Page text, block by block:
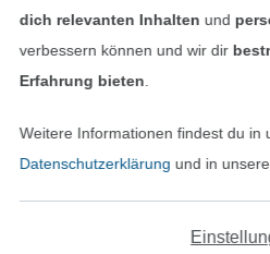
AGB
In den deutschen Shop
dich relevanten Inhalten und
verbessern können und wir dir
Erfahrung bieten
Weitere Informationen findest du in
Datenschutzerklärung und in